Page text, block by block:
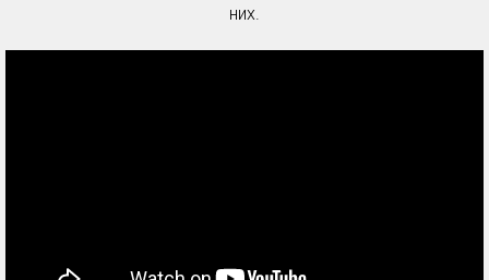
них.